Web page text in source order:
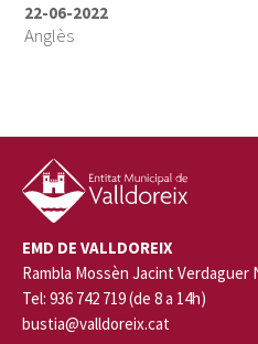
22-06-2022
Anglès
EMD DE VALLDOREIX
Rambla Mossèn Jacint Verdaguer
Tel: 936 742 719 (de 8 a 14h)
bustia@valldoreix.cat